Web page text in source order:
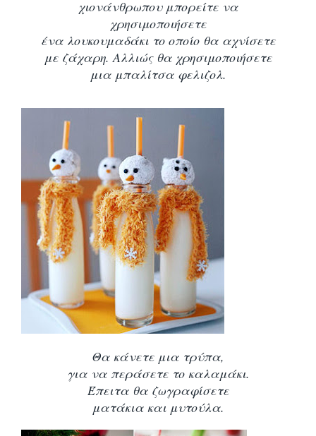
χιονάνθρωπου μπορείτε να
χρησιμοποιήσετε
ένα λουκουμαδάκι το οποίο θα αχνίσετε
με ζάχαρη. Αλλιώς θα χρησιμοποιήσετε
μια μπαλίτσα φελιζολ.
Θα κάνετε μια τρύπα,
για να περάσετε το καλαμάκι.
Έπειτα θα ζωγραφίσετε
ματάκια και μυτούλα.